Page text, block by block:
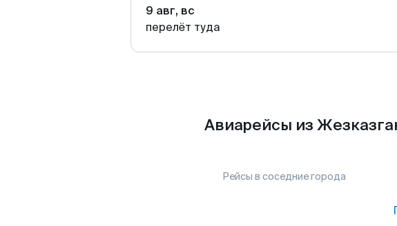
9 авг, вс
перелёт туда
Авиарейсы из
Рейсы в соседние города